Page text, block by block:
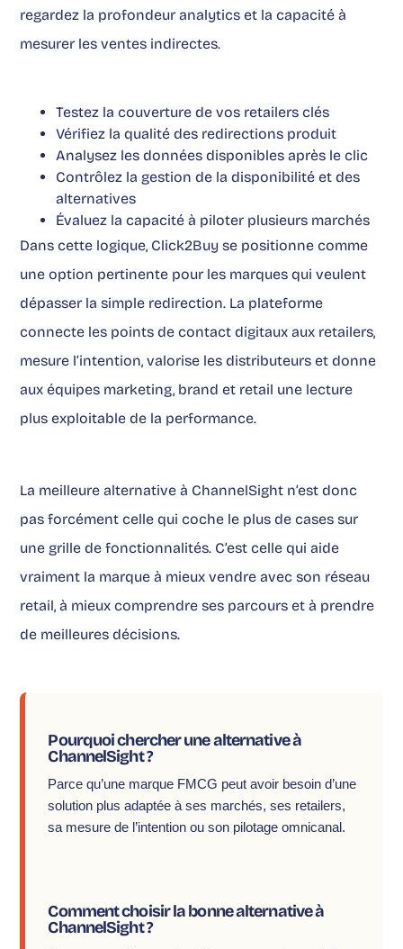
regardez la profondeur analytics et la capacité à
mesurer les ventes indirectes.
Testez la couverture de vos retailers clés
Vérifiez la qualité des redirections produit
Analysez les données disponibles après le clic
Contrôlez la gestion de la disponibilité et des
alternatives
Évaluez la capacité à piloter plusieurs marchés
Dans cette logique, Click2Buy se positionne comme
une option pertinente pour les marques qui veulent
dépasser la simple redirection. La plateforme
connecte les points de contact digitaux aux retailers,
mesure l’intention, valorise les distributeurs et donne
aux équipes marketing, brand et retail une lecture
plus exploitable de la performance.
La meilleure alternative à ChannelSight n’est donc
pas forcément celle qui coche le plus de cases sur
une grille de fonctionnalités. C’est celle qui aide
vraiment la marque à mieux vendre avec son réseau
retail, à mieux comprendre ses parcours et à prendre
de meilleures décisions.
Pourquoi chercher une alternative à
ChannelSight ?
Parce qu’une marque FMCG peut avoir besoin d’une
solution plus adaptée à ses marchés, ses retailers,
sa mesure de l’intention ou son pilotage omnicanal.
Comment choisir la bonne alternative à
ChannelSight ?